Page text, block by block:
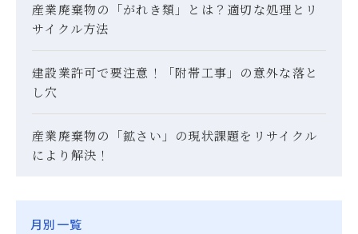
産業廃棄物の「がれき類」とは？適切な処理とリ
サイクル方法
建設業許可で要注意！「附帯工事」の意外な落と
し穴
産業廃棄物の「鉱さい」の現状課題をリサイクル
により解決！
月別一覧